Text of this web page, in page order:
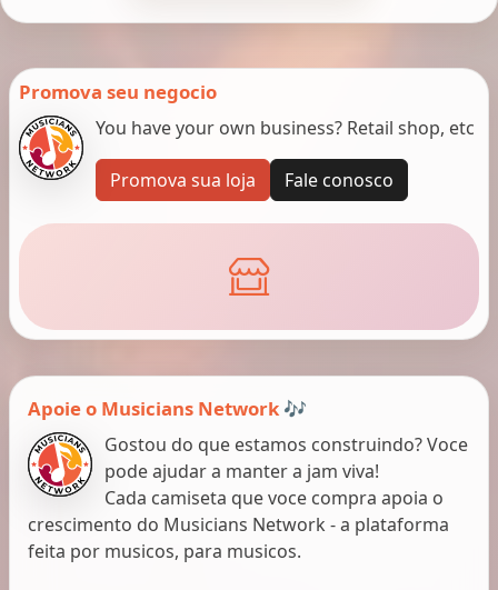
Promova seu negocio
You have your own business? Retail shop, etc
Promova sua loja Fale conosco
Apoie o Musicians Network 🎶
Gostou do que estamos construindo? Voce
pode ajudar a manter a jam viva!
Cada camiseta que voce compra apoia o
crescimento do Musicians Network - a plataforma
feita por musicos, para musicos.